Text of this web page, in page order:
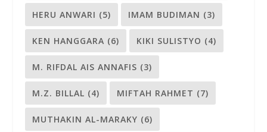
HERU ANWARI (5) IMAM BUDIMAN (3)
KEN HANGGARA (6) KIKI SULISTYO (4)
M. RIFDAL AIS ANNAFIS (3)
M.Z. BILLAL (4) MIFTAH RAHMET (7)
MUTHAKIN AL-MARAKY (6)